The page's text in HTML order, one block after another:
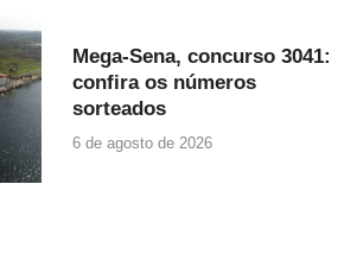
Mega-Sena, concurso 3041:
confira os números
sorteados
6 de agosto de 2026